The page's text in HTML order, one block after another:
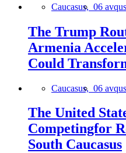
Caucasus, 06
The Trump
Armenia
Could
Caucasus, 06
The United
Competingfor
South Caucasus